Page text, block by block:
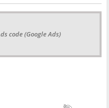
code (Google Ads)